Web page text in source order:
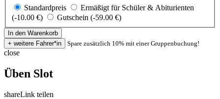
Standardpreis
Ermäßigt für Schüler & Abiturienten
(-10.00 €)
Gutschein (-59.00 €)
Spare zusätzlich 10% mit einer Gruppenbuchung!
close
Üben Slot
shareLink teilen